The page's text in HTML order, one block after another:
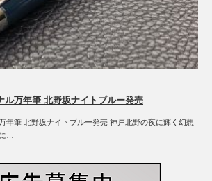
ル万年筆 北野坂ナイトブルー発売
年筆 北野坂ナイトブルー発売 神戸北野の夜に輝く幻想
…